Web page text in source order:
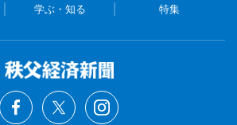
学ぶ・知る 特集